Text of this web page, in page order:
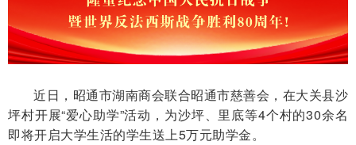
近日，昭通市湖南商会联合昭通市慈善会，在大关县沙
坪村开展“爱心助学”活动，为沙坪、里底等4个村的30余名
即将开启大学生活的学生送上5万元助学金。